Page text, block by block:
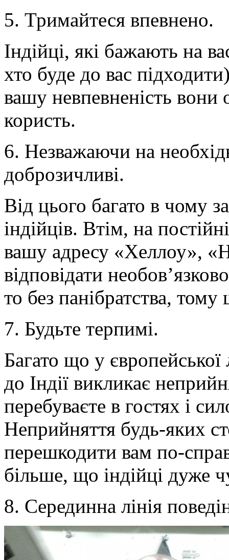
5. Тримайтеся впевнено.
Індійці, які бажають на
хто буде до вас
вашу невпевненість вони
користь.
6. Незважаючи на
доброзичливі.
Від цього багато в чому
індійців. Втім, на
вашу адресу «Хеллоу»,
відповідати
то без панібратства,
7. Будьте терпимі.
Багато що у
до Індії викликає
перебуваєте в гостях і
Неприйняття будь-яких
перешкодити вам по-
більше, що індійці дуже
8. Серединна лінія